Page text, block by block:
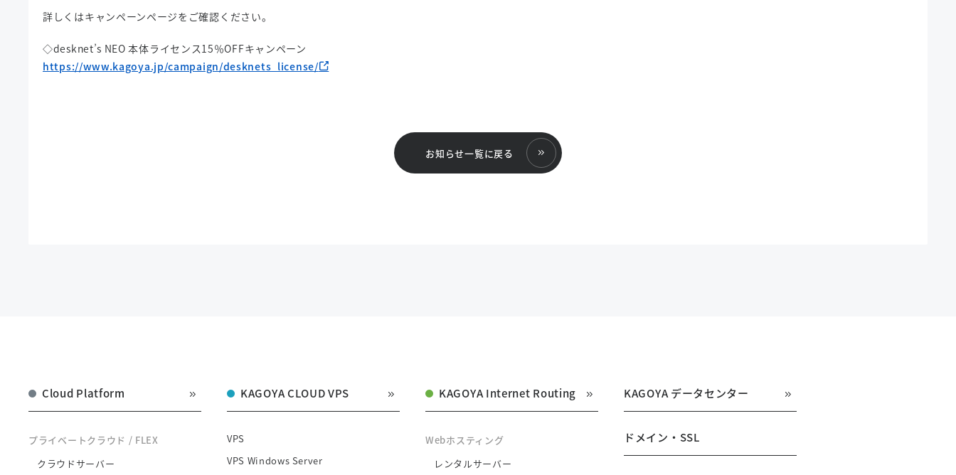
詳しくはキャンペーンページをご確認ください。
◇desknet’s NEO 本体ライセンス15％OFFキャンペーン
https://www.kagoya.jp/campaign/desknets_license/
お知らせ一覧に戻る
Cloud Platform
プライベートクラウド / FLEX
クラウドサーバー
KAGOYA CLOUD VPS
VPS
VPS Windows Server
KAGOYA Internet Routing
Webホスティング
レンタルサーバー
KAGOYA データセンター
ドメイン・SSL